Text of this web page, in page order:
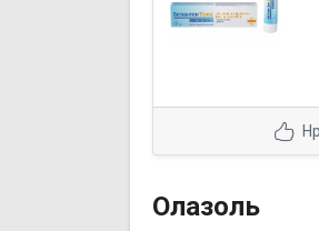
Олазоль